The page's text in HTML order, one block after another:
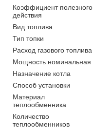
Коэффициент полезного
действия
Вид топлива
Тип топки
Расход газового топлива
Мощность номинальная
Назначение котла
Способ установки
Материал
теплообменника
Количество
теплообменников